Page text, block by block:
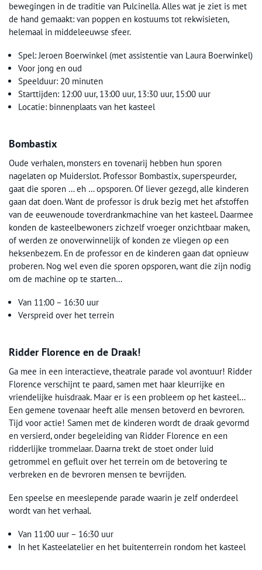
bewegingen in de traditie van Pulcinella. Alles wat je ziet is met
de hand gemaakt: van poppen en kostuums tot rekwisieten,
helemaal in middeleeuwse sfeer.
Spel: Jeroen Boerwinkel (met assistentie van Laura Boerwinkel)
Voor jong en oud
Speelduur: 20 minuten
Starttijden: 12:00 uur, 13:00 uur, 13:30 uur, 15:00 uur
Locatie: binnenplaats van het kasteel
Bombastix
Oude verhalen, monsters en tovenarij hebben hun sporen
nagelaten op Muiderslot. Professor Bombastix, superspeurder,
gaat die sporen … eh … opsporen. Of liever gezegd, alle kinderen
gaan dat doen. Want de professor is druk bezig met het afstoffen
van de eeuwenoude toverdrankmachine van het kasteel. Daarmee
konden de kasteelbewoners zichzelf vroeger onzichtbaar maken,
of werden ze onoverwinnelijk of konden ze vliegen op een
heksenbezem. En de professor en de kinderen gaan dat opnieuw
proberen. Nog wel even die sporen opsporen, want die zijn nodig
om de machine op te starten…
Van 11:00 – 16:30 uur
Verspreid over het terrein
Ridder Florence en de Draak!
Ga mee in een interactieve, theatrale parade vol avontuur! Ridder
Florence verschijnt te paard, samen met haar kleurrijke en
vriendelijke huisdraak. Maar er is een probleem op het kasteel…
Een gemene tovenaar heeft alle mensen betoverd en bevroren.
Tijd voor actie! Samen met de kinderen wordt de draak gevormd
en versierd, onder begeleiding van Ridder Florence en een
ridderlijke trommelaar. Daarna trekt de stoet onder luid
getrommel en gefluit over het terrein om de betovering te
verbreken en de bevroren mensen te bevrijden.
Een speelse en meeslepende parade waarin je zelf onderdeel
wordt van het verhaal.
Van 11:00 uur – 16:30 uur
In het Kasteelatelier en het buitenterrein rondom het kasteel